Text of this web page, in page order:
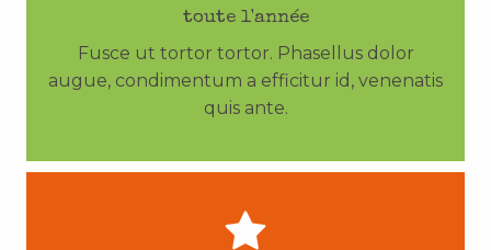
toute l'année
Fusce ut tortor tortor. Phasellus dolor
augue, condimentum a efficitur id, venenatis
quis ante.